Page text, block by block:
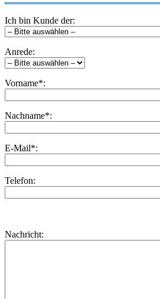
Ich bin Kunde der:
Anrede:
Vorname*:
Nachname*:
E-Mail*:
Telefon:
dieses
lasse
Nachricht: